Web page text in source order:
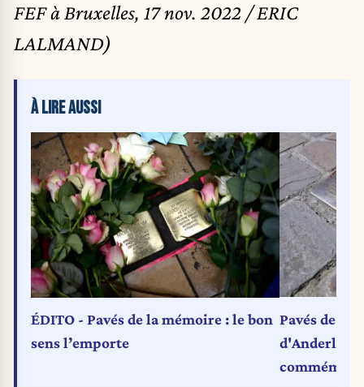
FEF à Bruxelles, 17 nov. 2022 / ERIC
LALMAND)
À LIRE AUSSI
ÉDITO - Pavés de la mémoire : le bon
sens l’emporte
Pavés de la